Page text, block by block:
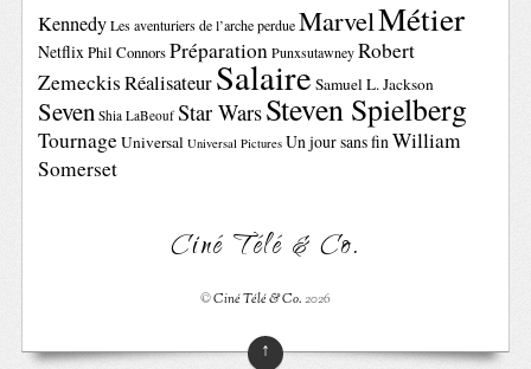
Kennedy Les aventuriers de l’arche perdue MarvelMétier
NetflixPhil ConnorsPréparation Punxsutawney Robert
ZemeckisRéalisateurSalaire Samuel L. Jackson
Seven Shia LaBeouf Star WarsSteven Spielberg
TournageUniversal Universal Pictures Un jour sans finWilliam
Somerset
Ciné Télé & Co.
©Ciné Télé & Co.2026
↑